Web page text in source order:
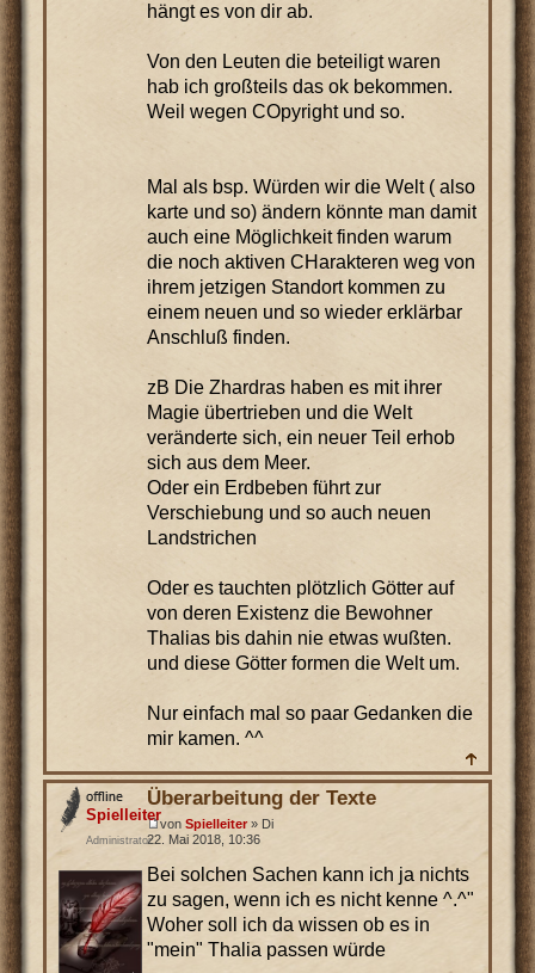
hängt es von dir ab.
Von den Leuten die beteiligt waren
hab ich großteils das ok bekommen.
Weil wegen COpyright und so.
Mal als bsp. Würden wir die Welt ( also
karte und so) ändern könnte man damit
auch eine Möglichkeit finden warum
die noch aktiven CHarakteren weg von
ihrem jetzigen Standort kommen zu
einem neuen und so wieder erklärbar
Anschluß finden.
zB Die Zhardras haben es mit ihrer
Magie übertrieben und die Welt
veränderte sich, ein neuer Teil erhob
sich aus dem Meer.
Oder ein Erdbeben führt zur
Verschiebung und so auch neuen
Landstrichen
Oder es tauchten plötzlich Götter auf
von deren Existenz die Bewohner
Thalias bis dahin nie etwas wußten.
und diese Götter formen die Welt um.
Nur einfach mal so paar Gedanken die
mir kamen. ^^
Überarbeitung der Texte
von Spielleiter» Di
22. Mai 2018, 10:36
Bei solchen Sachen kann ich ja nichts
zu sagen, wenn ich es nicht kenne ^.^"
Woher soll ich da wissen ob es in
"mein" Thalia passen würde
Spielleiter
Administrator